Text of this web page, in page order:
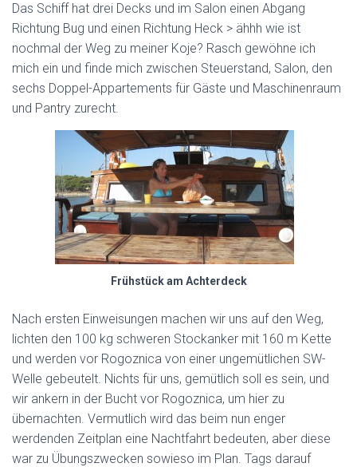
Das Schiff hat drei Decks und im Salon einen Abgang
Richtung Bug und einen Richtung Heck > ähhh wie ist
nochmal der Weg zu meiner Koje? Rasch gewöhne ich
mich ein und finde mich zwischen Steuerstand, Salon, den
sechs Doppel-Appartements für Gäste und Maschinenraum
und Pantry zurecht.
Frühstück am Achterdeck
Nach ersten Einweisungen machen wir uns auf den Weg,
lichten den 100 kg schweren Stockanker mit 160 m Kette
und werden vor Rogoznica von einer ungemütlichen SW-
Welle gebeutelt. Nichts für uns, gemütlich soll es sein, und
wir ankern in der Bucht vor Rogoznica, um hier zu
übernachten. Vermutlich wird das beim nun enger
werdenden Zeitplan eine Nachtfahrt bedeuten, aber diese
war zu Übungszwecken sowieso im Plan. Tags darauf